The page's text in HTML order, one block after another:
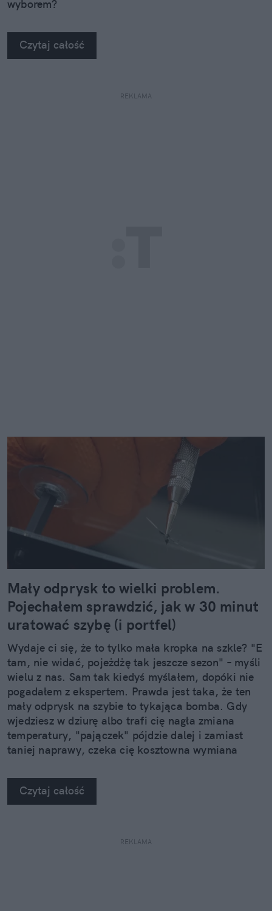
wyborem?
Czytaj całość
REKLAMA
Mały odprysk to wielki problem.
Pojechałem sprawdzić, jak w 30 minut
uratować szybę (i portfel)
Wydaje ci się, że to tylko mała kropka na szkle? "E
tam, nie widać, pojeżdżę tak jeszcze sezon" – myśli
wielu z nas. Sam tak kiedyś myślałem, dopóki nie
pogadałem z ekspertem. Prawda jest taka, że ten
mały odprysk na szybie to tykająca bomba. Gdy
wjedziesz w dziurę albo trafi cię nagła zmiana
temperatury, "pajączek" pójdzie dalej i zamiast
taniej naprawy, czeka cię kosztowna wymiana
na własne oczy zobaczyć, jak profesjonaliści radzą
sobie z takimi uszkodzeniami.
Czytaj całość
REKLAMA